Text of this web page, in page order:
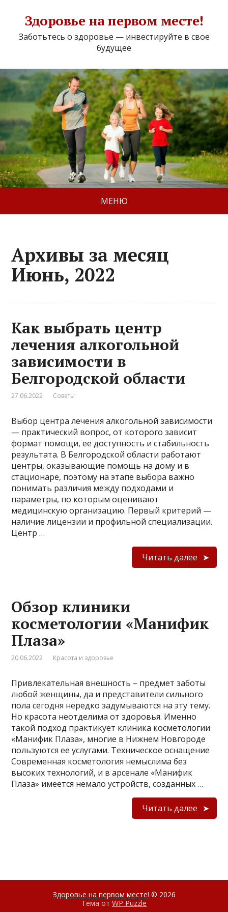
Здоровье на первом месте!
Заботьтесь о здоровье — инвестируйте в свое
будущее
МЕНЮ
Архивы за месяц
Июнь, 2022
Как выбрать центр
лечения алкогольной
зависимости в
Белгородской области
27.06.2022 Советы
Выбор центра лечения алкогольной зависимости
— практический вопрос, от которого зависит
формат помощи, ее доступность и стабильность
результата. В Белгородской области работают
центры, оказывающие помощь на дому и в
стационаре, поэтому на этапе выбора важно
понимать различия между подходами и
параметры, по которым оценивают
медицинскую организацию. Первый критерий —
наличие лицензии и профильной специализации.
Центр …
Читать далее
Обзор клиники
косметологии «Манифик
Плаза»
20.06.2022 Красота и здоровье
Привлекательная внешность – предмет заботы
любой женщины, да и представители сильного
пола сегодня нередко задумываются на эту тему.
Но красота неотделима от здоровья. Именно
такой подход практикует клиника косметологии
«Манифик Плаза», многие в Нижнем Новгороде
пользуются ее услугами. Техническое оснащение
Современная косметология немыслима без
высоких технологий, и в арсенале «Манифик
Плаза» имеется немало устройств, созданных …
Читать далее
Здоровье на первом месте! © 2026
Тема от WP Puzzle